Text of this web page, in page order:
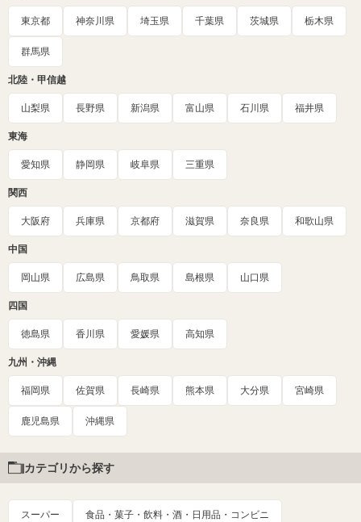
東京都 神奈川県 埼玉県 千葉県 茨城県 栃木県
群馬県
北陸・甲信越
山梨県 長野県 新潟県 富山県 石川県 福井県
東海
愛知県 静岡県 岐阜県 三重県
関西
大阪府 兵庫県 京都府 滋賀県 奈良県 和歌山県
中国
岡山県 広島県 鳥取県 島根県 山口県
四国
徳島県 香川県 愛媛県 高知県
九州・沖縄
福岡県 佐賀県 長崎県 熊本県 大分県 宮崎県
鹿児島県 沖縄県
カテゴリから探す
スーパー 食品・菓子・飲料・酒・日用品・コンビニ